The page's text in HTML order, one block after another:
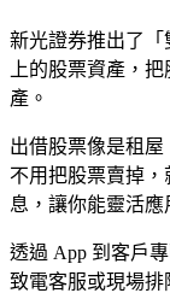
新光證券推出了
上的股票資產，
產。
出借股票像是租
不用把股票賣掉
息，讓你能靈活應
透過 App 到客戶
致電客服或現場排